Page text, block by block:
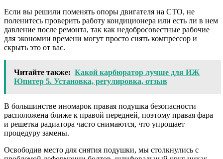
Если вы решили поменять опоры двигателя на СТО, не
поленитесь проверить работу кондиционера или есть ли в нем
давление после ремонта, так как недобросовестные рабочие
для экономии времени могут просто снять компрессор и
скрыть это от вас.
Читайте также: Какой карбюратор лучше для ИЖ
Юпитер 5. Установка, регулировка, отзыв
В большинстве иномарок правая подушка безопасности
расположена ближе к правой передней, поэтому правая фара
и решетка радиатора часто снимаются, что упрощает
процедуру замены.
Освободив место для снятия подушки, мы столкнулись с